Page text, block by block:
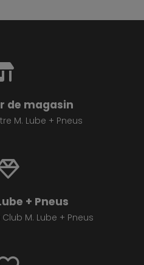
de magasin
M. Lube + Pneus
+ Pneus
M. Lube + Pneus